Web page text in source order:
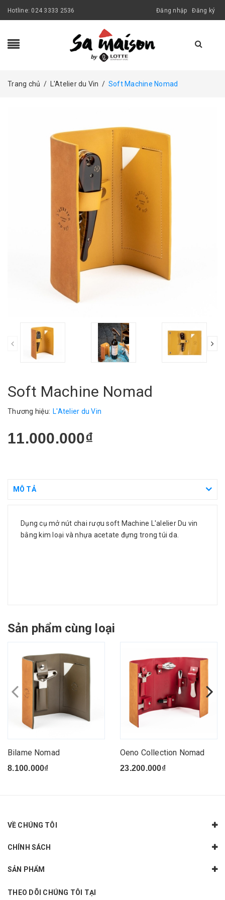
Hotline: 024 3333 2536 Đăng nhập Đăng ký
Trang chủ / L'Atelier du Vin / Soft Machine Nomad
Soft Machine Nomad
Thương hiệu: L'Atelier du Vin
11.000.000₫
MÔ TẢ
Dụng cụ mở nút chai rượu soft Machine L'alelier Du vin
bằng kim loại và nhựa acetate đựng trong túi da.
Sản phẩm cùng loại
Bilame Nomad
8.100.000₫
Oeno Collection Nomad
23.200.000₫
VỀ CHÚNG TÔI
CHÍNH SÁCH
SẢN PHẨM
THEO DÕI CHÚNG TÔI TẠI